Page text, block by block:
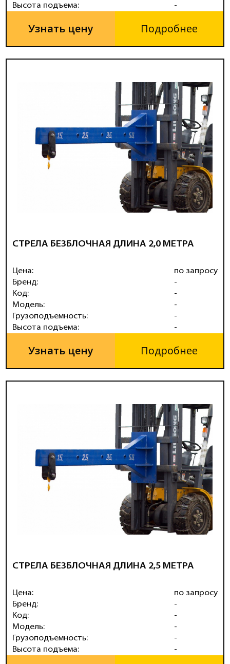
Высота подъема:
-
Узнать цену Подробнее
СТРЕЛА БЕЗБЛОЧНАЯ ДЛИНА 2,0 МЕТРА
Цена:
Бренд:
Код:
Модель:
Грузоподъемность:
Высота подъема:
по запросу
-
-
-
-
-
Узнать цену Подробнее
СТРЕЛА БЕЗБЛОЧНАЯ ДЛИНА 2,5 МЕТРА
Цена:
Бренд:
Код:
Модель:
Грузоподъемность:
Высота подъема:
по запросу
-
-
-
-
-